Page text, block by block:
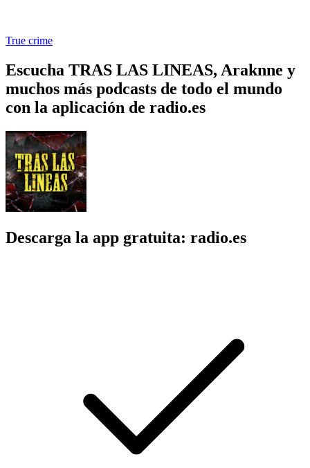
True crime
Escucha TRAS LAS LINEAS, Araknne y
muchos más podcasts de todo el mundo
con la aplicación de radio.es
Descarga la app gratuita: radio.es